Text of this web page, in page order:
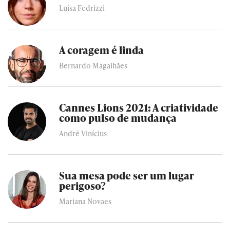
Luísa Fedrizzi
A coragem é linda
Bernardo Magalhães
Cannes Lions 2021: A criatividade
como pulso de mudança
André Vinícius
Sua mesa pode ser um lugar
perigoso?
Mariana Novaes